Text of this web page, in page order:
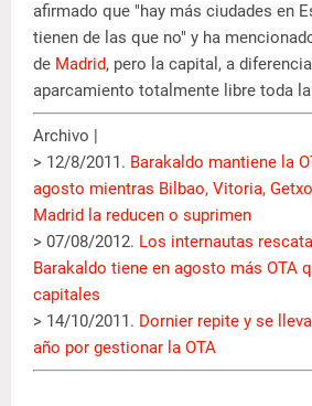
afirmado que "hay más ciudades en
tienen de las que no" y ha
de Madrid, pero la capital, a
aparcamiento totalmente libre toda
Archivo |
> 12/8/2011. Barakaldo mantiene la
agosto mientras Bilbao, Vitoria,
Madrid la reducen o suprimen
> 07/08/2012. Los internautas
Barakaldo tiene en agosto más OTA
capitales
> 14/10/2011. Dornier repite y se
año por gestionar la OTA